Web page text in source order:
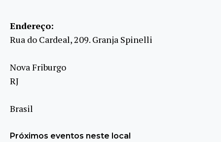
Endereço:
Rua do Cardeal, 209. Granja Spinelli
Nova Friburgo
RJ
Brasil
Próximos eventos neste local